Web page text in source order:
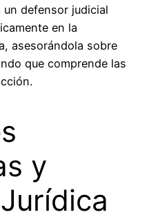
defensor judicial
en la
asesorándola sobre
que comprende las
y